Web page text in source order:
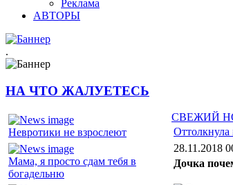
Реклама
АВТОРЫ
.
НА ЧТО ЖАЛУЕТЕСЬ
Невротики не взрослеют
Мама, я просто сдам тебя в
богадельню
СВЕЖИЙ
Оттолкнула
28.11.2018
Дочка